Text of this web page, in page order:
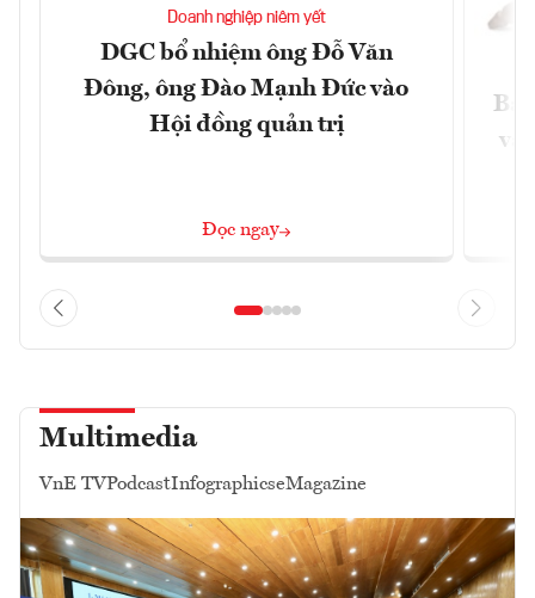
Doanh nghiệp niêm yết
DGC bổ nhiệm ông Đỗ Văn
Đông, ông Đào Mạnh Đức vào
Hội đồng quản trị
Đọc ngay
và
Multimedia
VnE TVPodcastInfographicseMagazine